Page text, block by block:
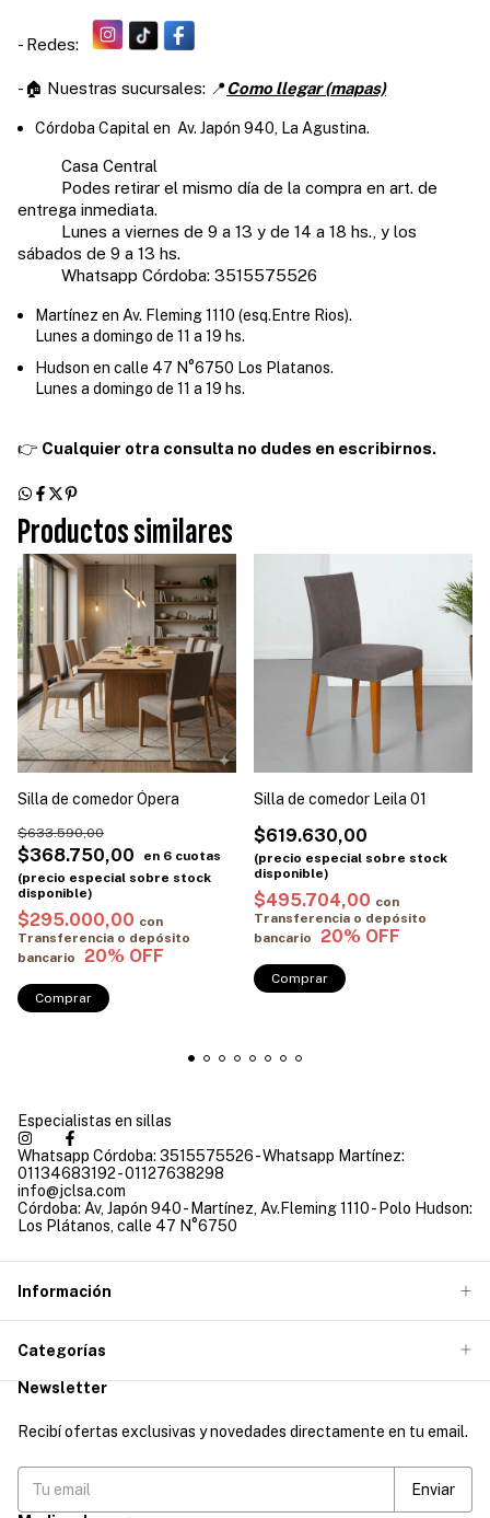
- Redes:
-🏠 Nuestras sucursales: 📍Como llegar (mapas)
Córdoba Capital en Av. Japón 940, La Agustina.
Casa Central
Podes retirar el mismo día de la compra en art. de
entrega inmediata.
Lunes a viernes de 9 a 13 y de 14 a 18 hs., y los
sábados de 9 a 13 hs.
Whatsapp Córdoba: 3515575526
Martínez en Av. Fleming 1110 (esq.Entre Rios).
Lunes a domingo de 11 a 19 hs.
Hudson en calle 47 N°6750 Los Platanos.
Lunes a domingo de 11 a 19 hs.
👉 Cualquier otra consulta no dudes en escribirnos.
Productos similares
Silla de comedor Ópera
$368.750,00
$633.590,00
$295.000,00 con
Transferencia o depósito
bancario
Comprar
Silla de comedor Leila 01
$619.630,00
$495.704,00 con
Transferencia o depósito
bancario
Comprar
Especialistas en sillas
Whatsapp Córdoba: 3515575526 - Whatsapp Martínez:
01134683192 - 01127638298
info@jclsa.com
Córdoba: Av, Japón 940 - Martínez, Av.Fleming 1110 - Polo Hudson:
Los Plátanos, calle 47 N°6750
Información
Categorías
Newsletter
Recibí ofertas exclusivas y novedades directamente en tu email.